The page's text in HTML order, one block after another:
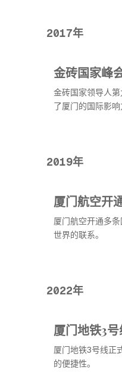
2017年
金砖国家峰
金砖国家领导人
了厦门的国际影响
2019年
厦门航空开
厦门航空开通多
世界的联系。
2022年
厦门地铁3
厦门地铁3号线正
的便捷性。